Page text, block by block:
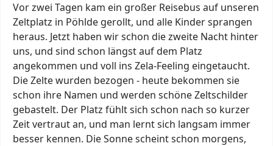
Vor zwei Tagen kam ein großer Reisebus auf unseren
Zeltplatz in Pöhlde gerollt, und alle Kinder sprangen
heraus. Jetzt haben wir schon die zweite Nacht hinter
uns, und sind schon längst auf dem Platz
angekommen und voll ins Zela-Feeling eingetaucht.
Die Zelte wurden bezogen - heute bekommen sie
schon ihre Namen und werden schöne Zeltschilder
gebastelt. Der Platz fühlt sich schon nach so kurzer
Zeit vertraut an, und man lernt sich langsam immer
besser kennen. Die Sonne scheint schon morgens,